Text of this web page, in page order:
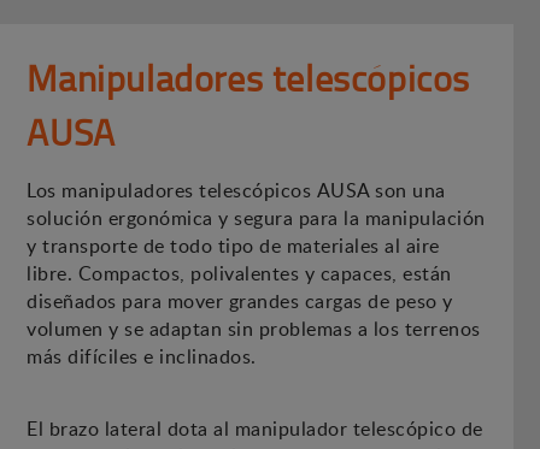
Manipuladores telescópicos
AUSA
Los manipuladores telescópicos AUSA son una
solución ergonómica y segura para la manipulación
y transporte de todo tipo de materiales al aire
libre. Compactos, polivalentes y capaces, están
diseñados para mover grandes cargas de peso y
volumen y se adaptan sin problemas a los terrenos
más difíciles e inclinados.
El brazo lateral dota al manipulador telescópico de